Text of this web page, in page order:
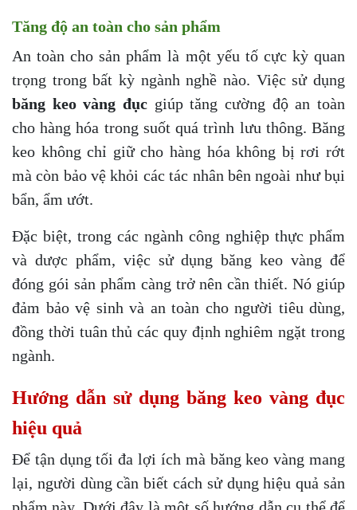
Tăng độ an toàn cho sản phẩm
An toàn cho sản phẩm là một yếu tố cực kỳ quan
trọng trong bất kỳ ngành nghề nào. Việc sử dụng
băng keo vàng đục giúp tăng cường độ an toàn
cho hàng hóa trong suốt quá trình lưu thông. Băng
keo không chỉ giữ cho hàng hóa không bị rơi rớt
mà còn bảo vệ khỏi các tác nhân bên ngoài như bụi
bẩn, ẩm ướt.
Đặc biệt, trong các ngành công nghiệp thực phẩm
và dược phẩm, việc sử dụng băng keo vàng để
đóng gói sản phẩm càng trở nên cần thiết. Nó giúp
đảm bảo vệ sinh và an toàn cho người tiêu dùng,
đồng thời tuân thủ các quy định nghiêm ngặt trong
ngành.
Hướng dẫn sử dụng băng keo vàng đục
hiệu quả
Để tận dụng tối đa lợi ích mà băng keo vàng mang
lại, người dùng cần biết cách sử dụng hiệu quả sản
phẩm này. Dưới đây là một số hướng dẫn cụ thể để